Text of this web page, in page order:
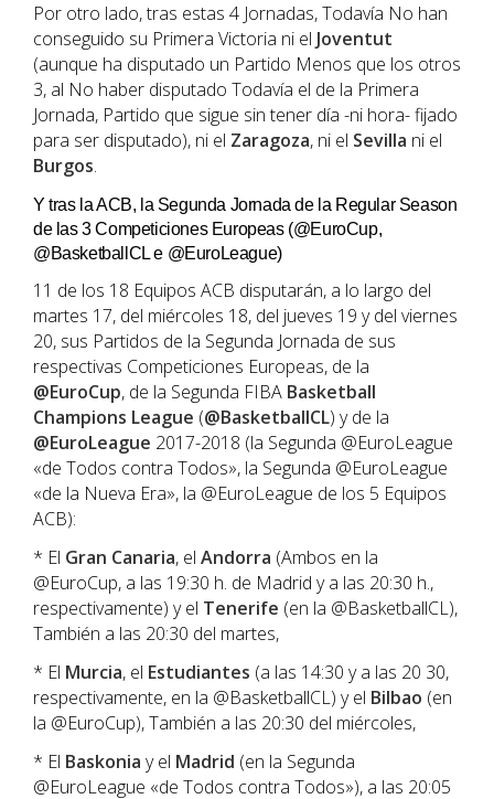
Por otro lado, tras estas 4 Jornadas, Todavía No han
conseguido su Primera Victoria ni el Joventut
(aunque ha disputado un Partido Menos que los otros
3, al No haber disputado Todavía el de la Primera
Jornada, Partido que sigue sin tener día -ni hora- fijado
para ser disputado), ni el Zaragoza, ni el Sevilla ni el
Burgos.
Y tras la ACB, la Segunda Jornada de la Regular Season
de las 3 Competiciones Europeas (@EuroCup,
@BasketballCL e @EuroLeague)
11 de los 18 Equipos ACB disputarán, a lo largo del
martes 17, del miércoles 18, del jueves 19 y del viernes
20, sus Partidos de la Segunda Jornada de sus
respectivas Competiciones Europeas, de la
@EuroCup, de la Segunda FIBA Basketball
Champions League (@BasketballCL) y de la
@EuroLeague 2017-2018 (la Segunda @EuroLeague
«de Todos contra Todos», la Segunda @EuroLeague
«de la Nueva Era», la @EuroLeague de los 5 Equipos
ACB):
* El Gran Canaria, el Andorra (Ambos en la
@EuroCup, a las 19:30 h. de Madrid y a las 20:30 h.,
respectivamente) y el Tenerife (en la @BasketballCL),
También a las 20:30 del martes,
* El Murcia, el Estudiantes (a las 14:30 y a las 20 30,
respectivamente, en la @BasketballCL) y el Bilbao (en
la @EuroCup), También a las 20:30 del miércoles,
* El Baskonia y el Madrid (en la Segunda
@EuroLeague «de Todos contra Todos»), a las 20:05